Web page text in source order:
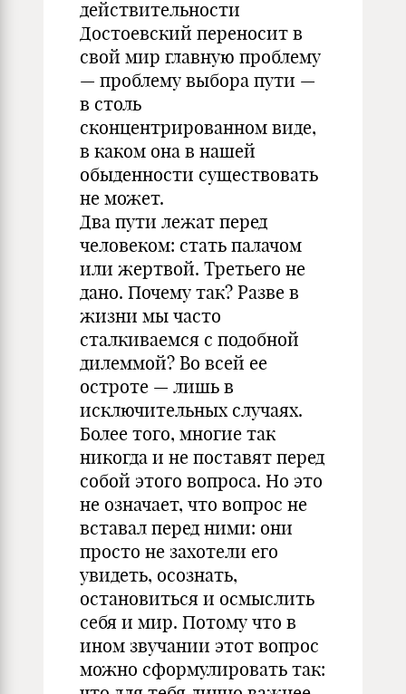
действительности
Достоевский переносит в
свой мир главную проблему
— проблему выбора пути —
в столь
сконцентрированном виде,
в каком она в нашей
обыденности существовать
не может.
Два пути лежат перед
человеком: стать палачом
или жертвой. Третьего не
дано. Почему так? Разве в
жизни мы часто
сталкиваемся с подобной
дилеммой? Во всей ее
остроте — лишь в
исключительных случаях.
Более того, многие так
никогда и не поставят перед
собой этого вопроса. Но это
не означает, что вопрос не
вставал перед ними: они
просто не захотели его
увидеть, осознать,
остановиться и осмыслить
себя и мир. Потому что в
ином звучании этот вопрос
можно сформулировать так: